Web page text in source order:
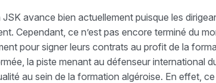
avance bien actuellement puisque les
Cependant, ce n’est pas encore terminé du
pour signer leurs contrats au profit de la
la piste menant au défenseur international
au sein de la formation algéroise. En effet,